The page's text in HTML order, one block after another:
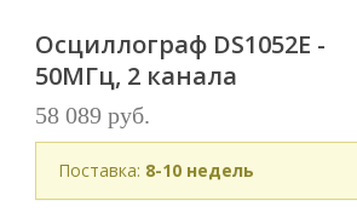
Осциллограф DS1052E -
50МГц, 2 канала
58 089 руб.
Поставка: 8-10 недель